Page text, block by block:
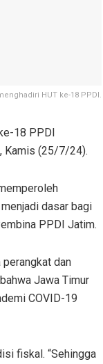
HUT ke-18 PPDI.
18 PPDI
Kamis (25/7/24).
dasar bagi
PPDI Jatim.
dan
Jawa Timur
COVID-19
fiskal. “Sehingga